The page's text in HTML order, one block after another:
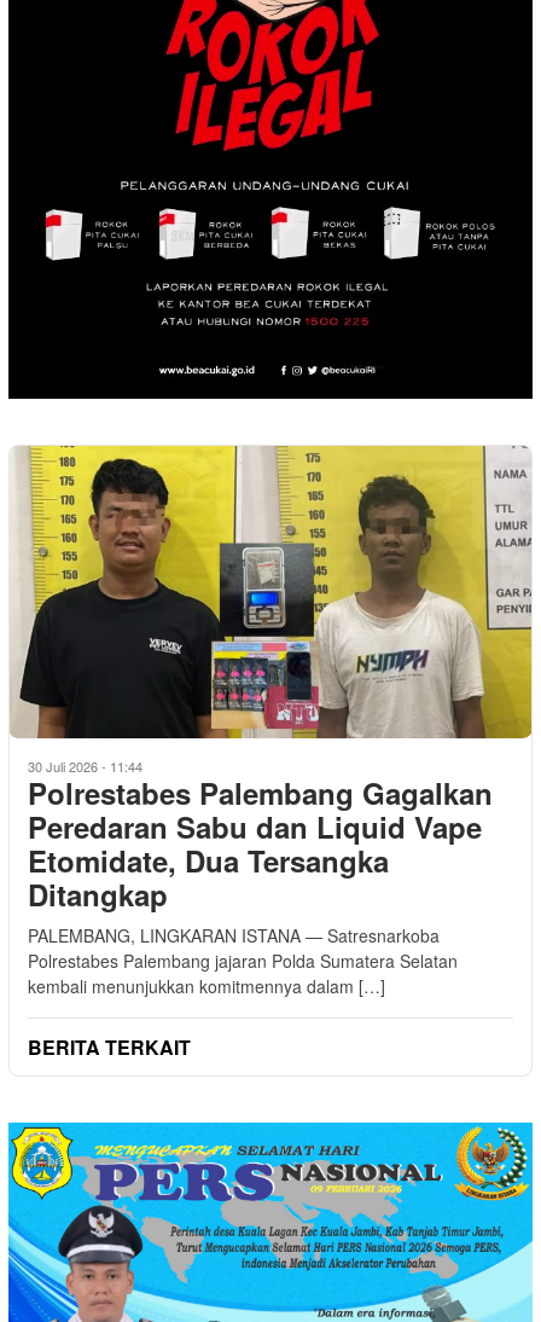
30 Juli 2026 - 11:44
Polrestabes Palembang Gagalkan
Peredaran Sabu dan Liquid Vape
Etomidate, Dua Tersangka
Ditangkap
PALEMBANG, LINGKARAN ISTANA — Satresnarkoba
Polrestabes Palembang jajaran Polda Sumatera Selatan
kembali menunjukkan komitmennya dalam […]
BERITA TERKAIT